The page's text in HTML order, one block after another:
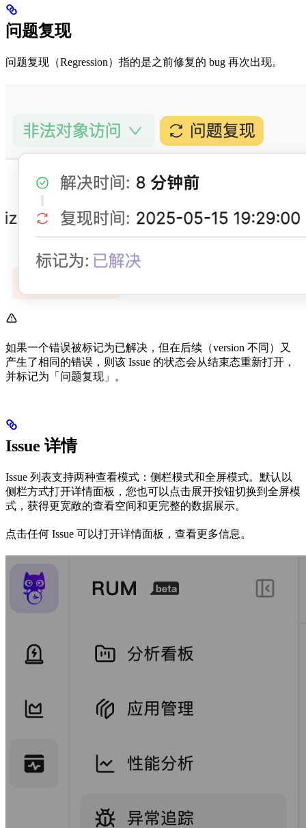
问题复现
问题复现（Regression）指的是之前修复的 bug 再次出现。
如果一个错误被标记为已解决，但在后续（version 不同）又
产生了相同的错误，则该 Issue 的状态会从结束态重新打开，
并标记为「问题复现」。
Issue 详情
Issue 列表支持两种查看模式：侧栏模式和全屏模式。默认以
侧栏方式打开详情面板，您也可以点击展开按钮切换到全屏模
式，获得更宽敞的查看空间和更完整的数据展示。
点击任何 Issue 可以打开详情面板，查看更多信息。